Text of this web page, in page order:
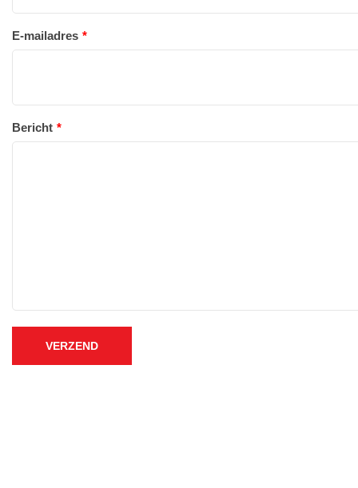
E-mailadres
Bericht
VERZEND